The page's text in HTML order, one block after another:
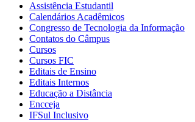
Assistência Estudantil
Calendários Acadêmicos
Congresso de Tecnologia da Informação
Contatos do Câmpus
Cursos
Cursos FIC
Editais de Ensino
Editais Internos
Educação a Distância
Encceja
IFSul Inclusivo